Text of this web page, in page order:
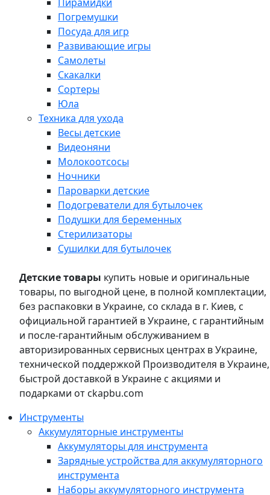
Погремушки
Посуда для игр
Развивающие игры
Самолеты
Скакалки
Сортеры
Юла
Техника для ухода
Весы детские
Видеоняни
Молокоотсосы
Ночники
Пароварки детские
Подогреватели для бутылочек
Подушки для беременных
Стерилизаторы
Сушилки для бутылочек
Детские товары купить новые и оригинальные
товары, по выгодной цене, в полной комплектации,
без распаковки в Украине, со склада в г. Киев, с
официальной гарантией в Украине, с гарантийным
и после-гарантийным обслуживанием в
авторизированных сервисных центрах в Украине,
технической поддержкой Производителя в Украине,
быстрой доставкой в Украине с акциями и
подарками от ckapbu.com
Инструменты
Аккумуляторные инструменты
Аккумуляторы для инструмента
Зарядные устройства для аккумуляторного
инструмента
Наборы аккумуляторного инструмента